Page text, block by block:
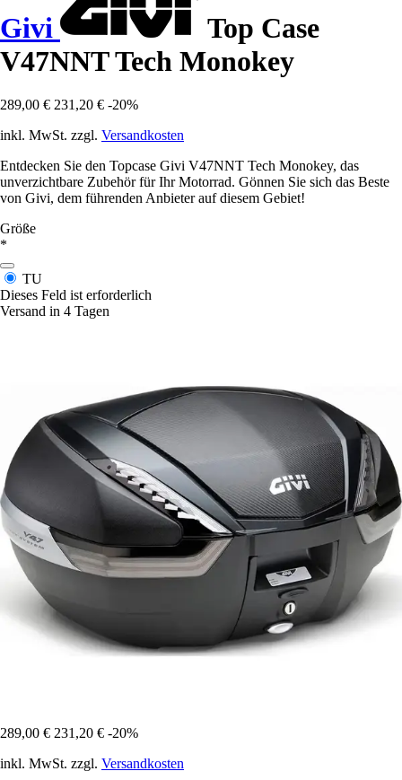
Givi
Top Case
V47NNT Tech Monokey
289,00 € 231,20 € -20%
inkl. MwSt. zzgl. Versandkosten
Entdecken Sie den Topcase Givi V47NNT Tech Monokey, das
unverzichtbare Zubehör für Ihr Motorrad. Gönnen Sie sich das Beste
von Givi, dem führenden Anbieter auf diesem Gebiet!
Größe
*
TU
Dieses Feld ist erforderlich
Versand in 4 Tagen
289,00 € 231,20 € -20%
inkl. MwSt. zzgl. Versandkosten